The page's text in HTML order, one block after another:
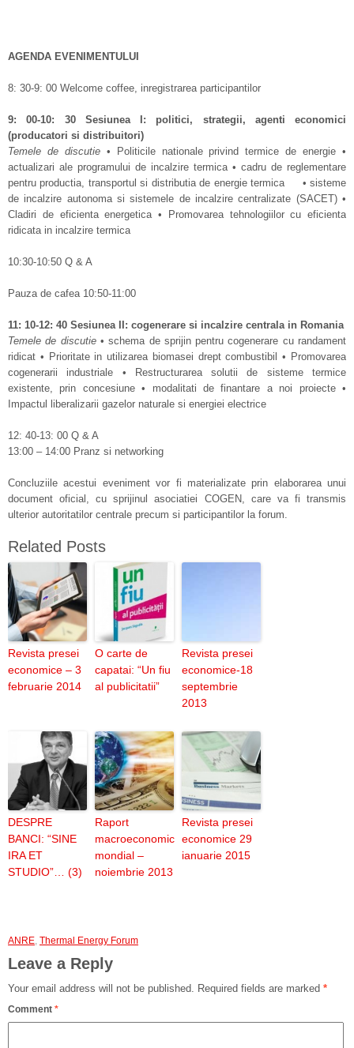
AGENDA EVENIMENTULUI
8: 30-9: 00 Welcome coffee, inregistrarea participantilor
9:00-10: 30 Sesiunea I: politici, strategii, agenti economici
(producatori si distribuitori)
Temele de discutie• Politicile nationale privind termice de energie •
actualizari ale programului de incalzire termica • cadru de reglementare
pentru productia, transportul si distributia de energie termica • sisteme
de incalzire autonoma si sistemele de incalzire centralizate (SACET) •
Cladiri de eficienta energetica • Promovarea tehnologiilor cu eficienta
ridicata in incalzire termica
10:30-10:50 Q & A
Pauza de cafea 10:50-11:00
11: 10-12: 40 Sesiunea II : cogenerare si incalzire centrala in Romania
Temele de discutie• schema de sprijin pentru cogenerare cu randament
ridicat • Prioritate in utilizarea biomasei drept combustibil • Promovarea
cogenerarii industriale • Restructurarea solutii de sisteme termice
existente, prin concesiune • modalitati de finantare a noi proiecte •
Impactul liberalizarii gazelor naturale si energiei electrice
12: 40-13: 00 Q & A
13:00 – 14:00 Pranz si networking
Concluziile acestui eveniment vor fi materializate prin elaborarea unui
document oficial, cu sprijinul asociatiei COGEN, care va fi transmis
ulterior autoritatilor centrale precum si participantilor la forum.
Related Posts
Revista presei
economice – 3
februarie 2014
O carte de
capatai: “Un fiu
al publicitatii”
Revista presei
economice-18
septembrie
2013
DESPRE
BANCI: “SINE
IRA ET
STUDIO”… (3)
Raport
macroeconomic
mondial –
noiembrie 2013
Revista presei
economice 29
ianuarie 2015
ANRE, Thermal Energy Forum
Leave a Reply
Your email address will not be published. Required fields are marked *
Comment *